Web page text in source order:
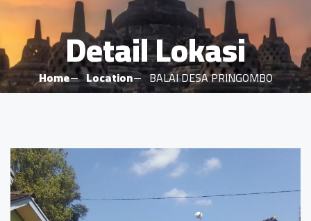
Detail Lokasi
Home Location BALAI DESA PRINGOMBO